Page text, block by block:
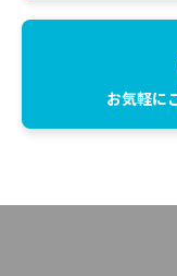
お気軽に